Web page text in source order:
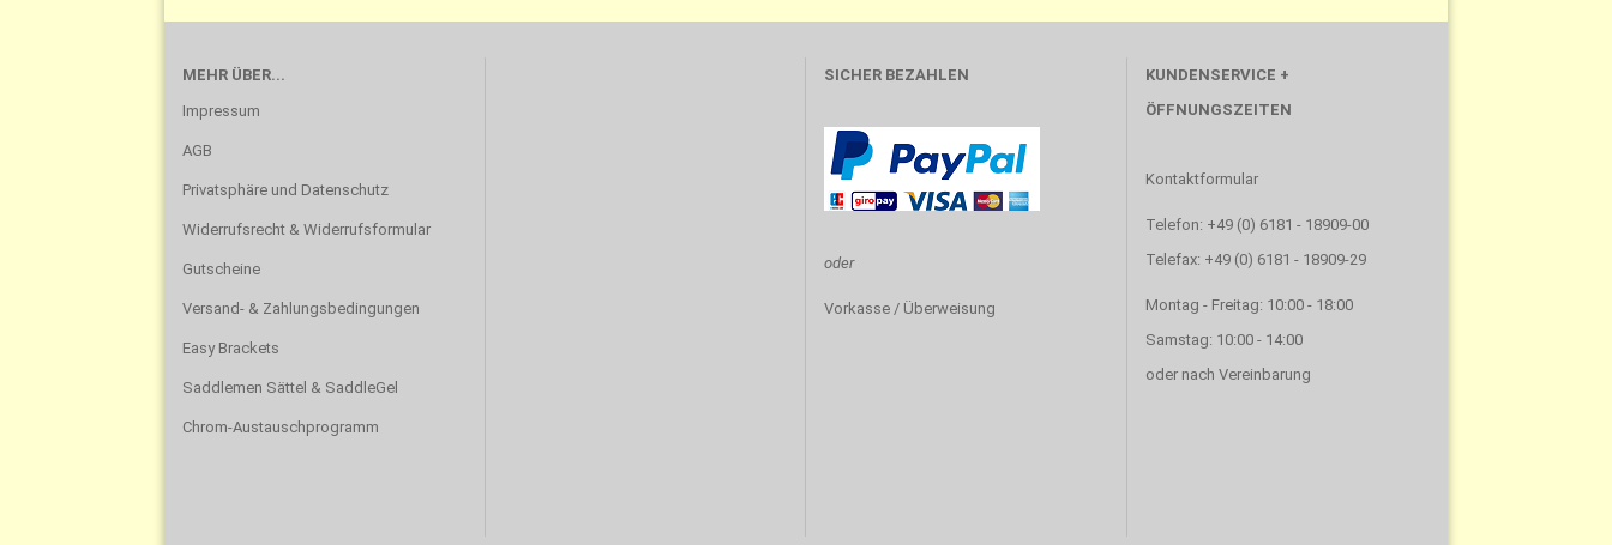
MEHR ÜBER...
Impressum
AGB
Privatsphäre und Datenschutz
Widerrufsrecht & Widerrufsformular
Gutscheine
Versand- & Zahlungsbedingungen
Easy Brackets
Saddlemen Sättel & SaddleGel
Chrom-Austauschprogramm
SICHER BEZAHLEN
oder
Vorkasse / Überweisung
KUNDENSERVICE +
ÖFFNUNGSZEITEN
Kontaktformular
Telefon: +49 (0) 6181 - 18909-00
Telefax: +49 (0) 6181 - 18909-29
Montag - Freitag: 10:00 - 18:00
Samstag: 10:00 - 14:00
oder nach Vereinbarung